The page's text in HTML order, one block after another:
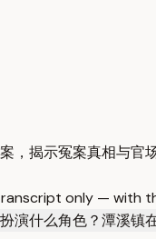
，揭示冤案真相与官场
only — with
演什么角色？潭溪镇